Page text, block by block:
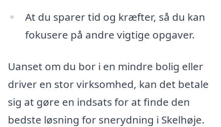
At du sparer tid og kræfter, så du kan
fokusere på andre vigtige opgaver.
Uanset om du bor i en mindre bolig eller
driver en stor virksomhed, kan det betale
sig at gøre en indsats for at finde den
bedste løsning for snerydning i Skelhøje.